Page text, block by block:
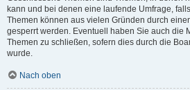
kann und bei denen eine laufende Umfrage,
Themen können aus vielen Gründen durch
gesperrt werden. Eventuell haben Sie auch die
Themen zu schließen, sofern dies durch die
wurde.
Nach oben